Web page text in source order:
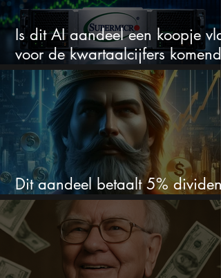
Is dit AI aandeel een koopje
voor de kwartaalcijfers komende
week?
Dit aandeel betaalt 5%
Ik koop nog steeds bij